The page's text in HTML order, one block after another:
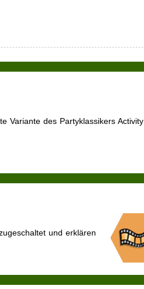
Variante des Partyklassikers Activity
und erklären